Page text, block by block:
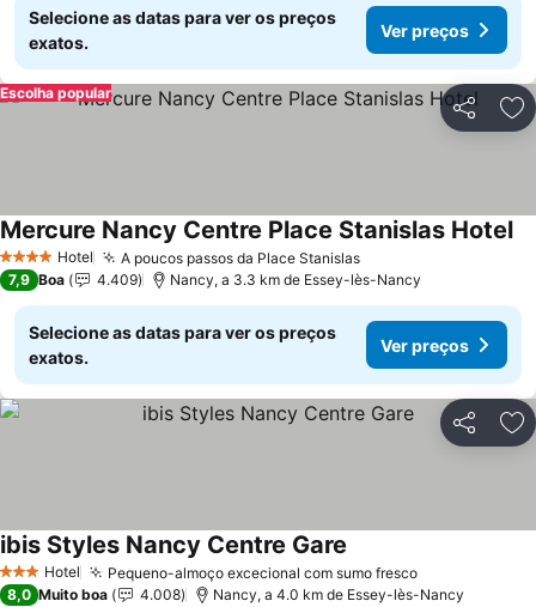
Selecione as datas para ver os preços
exatos.
Ver preços
Partilhar
Escolha popular
4 EstrelasHotel A poucos passos da Place StanislasVer preços
Mercure Nancy Centre Place Stanislas Hotel
7,9 Boa 4.409 Nancy, a 3.3 km de Essey-lès-Nancy
Selecione as datas para ver os preços
exatos.
Ver preços
Partilhar
3 EstrelasHotel Pequeno-almoço excecional com sumo frescoVer preços
ibis Styles Nancy Centre Gare
8,0 Muito boa 4.008 Nancy, a 4.0 km de Essey-lès-Nancy